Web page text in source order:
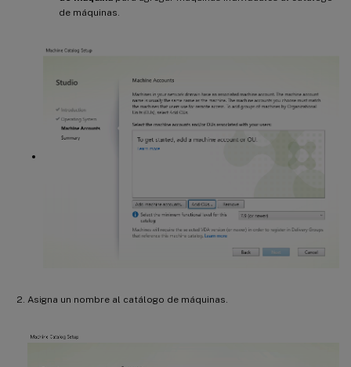
de máquinas.
Asigna un nombre al catálogo de máquinas.